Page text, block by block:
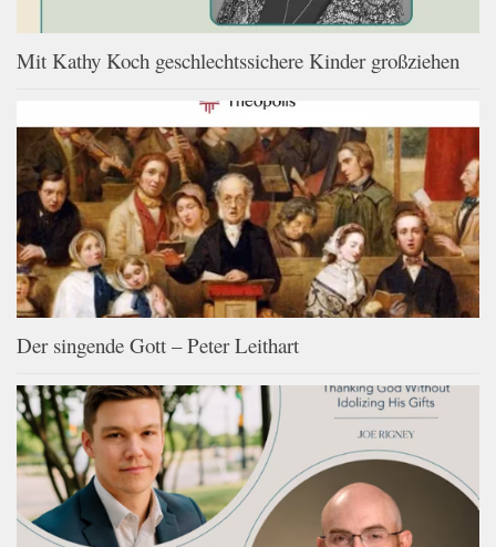
Mit Kathy Koch geschlechtssichere Kinder großziehen
Der singende Gott – Peter Leithart